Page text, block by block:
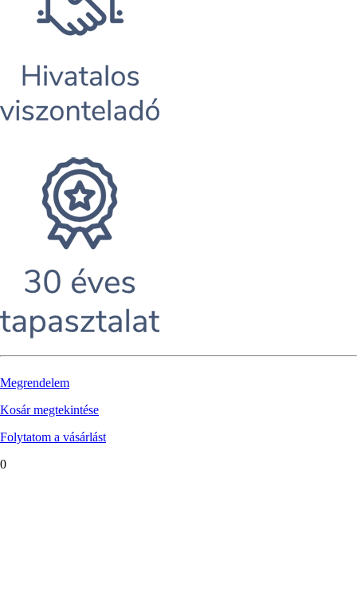
Megrendelem
Kosár megtekintése
Folytatom a vásárlást
0